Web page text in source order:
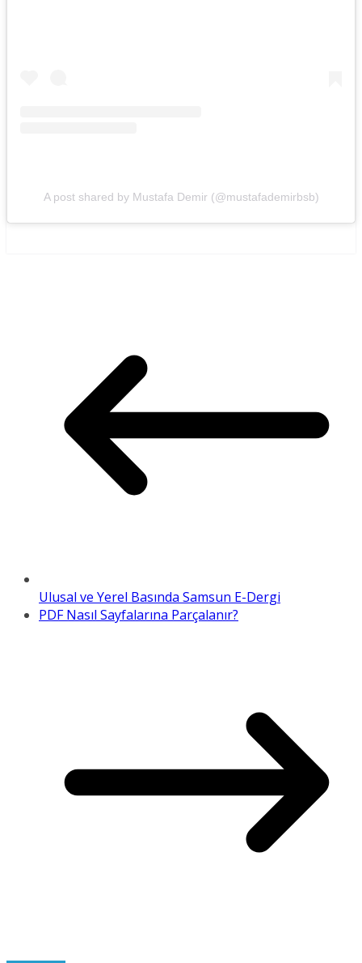
A post shared by Mustafa Demir (@mustafademirbsb)
Ulusal ve Yerel Basında Samsun E-Dergi
PDF Nasıl Sayfalarına Parçalanır?